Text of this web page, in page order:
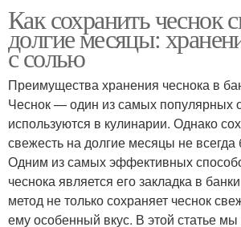
Как сохранить чеснок
долгие месяцы:
с солью
Преимущества хранения чеснока в
Чеснок — один из самых популярных
используются в кулинарии. Однако
свежесть на долгие месяцы не всегда
Одним из самых эффективных
чеснока является его закладка в
метод не только сохраняет чеснок
ему особенный вкус. В этой статье